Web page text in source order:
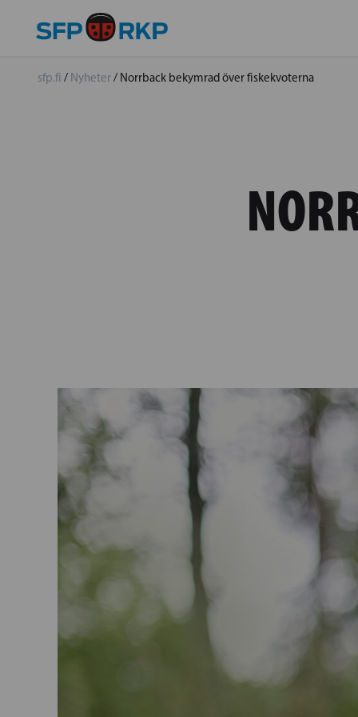
sfp.fi / Nyheter/ Norrback bekymrad över fiskekvoterna